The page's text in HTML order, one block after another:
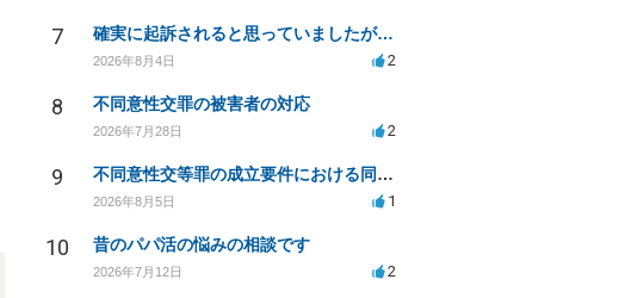
7 確実に起訴されると思っていましたが…
2026年8月4日 2
8 不同意性交罪の被害者の対応
2026年7月28日 2
9 不同意性交等罪の成立要件における同意とアルコールの影響
2026年8月5日 1
10 昔のパパ活の悩みの相談です
2026年7月12日 2